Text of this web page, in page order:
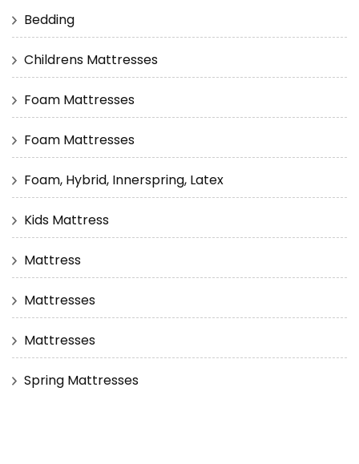
Bedding
Childrens Mattresses
Foam Mattresses
Foam Mattresses
Foam, Hybrid, Innerspring, Latex
Kids Mattress
Mattress
Mattresses
Mattresses
Spring Mattresses